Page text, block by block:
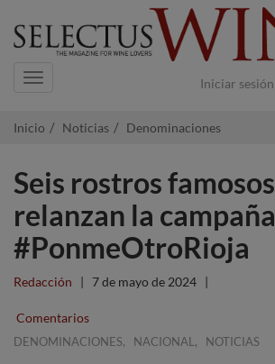
Iniciar sesión
Navigation
Inicio Noticias Denominaciones
Seis rostros famosos
relanzan la campaña
#PonmeOtroRioja
Redacción | 7 de mayo de 2024 |
Comentarios
DENOMINACIONES, NACIONAL , NOTICIAS